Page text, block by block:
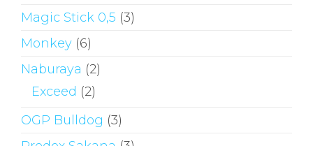
Magic Stick 0,5 (3)
Monkey (6)
Naburaya (2)
Exceed (2)
OGP Bulldog (3)